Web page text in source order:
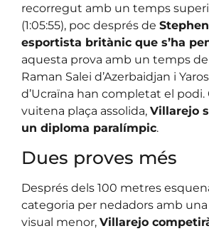
recorregut amb un temps
(1:05:55), poc després de
esportista britànic que s’ha
aquesta prova amb un temps de
Raman Salei d’Azerbaidjan i
d’Ucraïna han completat el podi.
vuitena plaça assolida, Villarejo
un diploma paralímpic.
Dues proves més
Després dels 100 metres
categoria per nedadors amb
visual menor, Villarejo